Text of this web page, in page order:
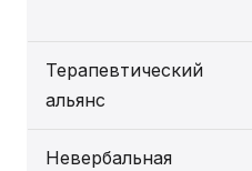
Терапевтический
альянс
Невербальная